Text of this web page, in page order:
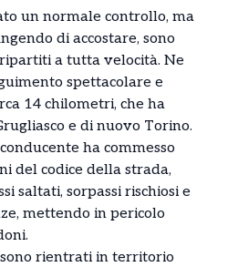
un normale controllo, ma
di accostare, sono
a tutta velocità. Ne
spettacolare e
14 chilometri, che ha
e di nuovo Torino.
ha commesso
del codice della strada,
saltati, sorpassi rischiosi e
mettendo in pericolo
rientrati in territorio